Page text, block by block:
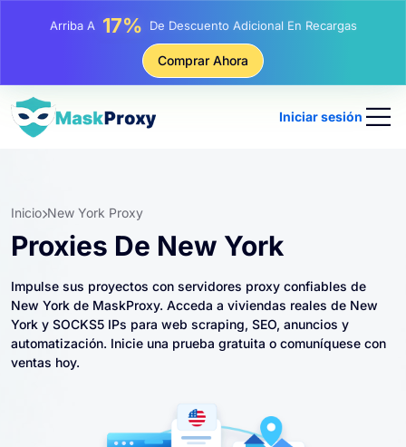
Arriba A 25% Descuento En Compras Estáticas IP
81% Descuento En Compras Rotativas IP
Comprar Ahora
Iniciar sesión
Inicio New York Proxy
Proxies De New York
Impulse sus proyectos con servidores proxy confiables de
New York de MaskProxy. Acceda a viviendas reales de New
York y SOCKS5 IPs para web scraping, SEO, anuncios y
automatización. Inicie una prueba gratuita o comuníquese con
ventas hoy.